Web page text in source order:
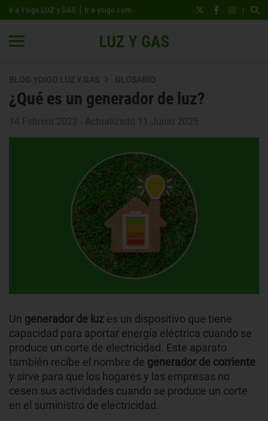
Ir a Yoigo LUZ y GAS Ir a yoigo.com |
BLOG YOIGO LUZ Y GAS GLOSARIO
¿Qué es un generador de luz?
14 Febrero 2022 - Actualizado 11 Junio 2025
Un generador de luz es un dispositivo que tiene
capacidad para aportar energía eléctrica cuando se
produce un corte de electricidad. Este aparato
también recibe el nombre de generador de corriente
y sirve para que los hogares y las empresas no
cesen sus actividades cuando se produce un corte
en el suministro de electricidad.